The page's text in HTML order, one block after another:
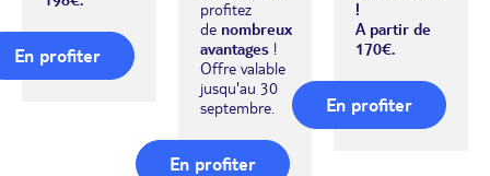
En profiter
profitez
de nombreux
avantages!
Offre valable
jusqu'au 30
septembre.
En profiter
!
A partir de
170€.
En profiter